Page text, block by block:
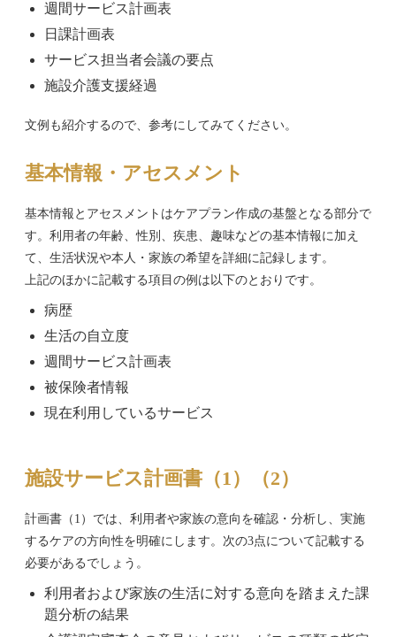
週間サービス計画表
日課計画表
サービス担当者会議の要点
施設介護支援経過
文例も紹介するので、参考にしてみてください。
基本情報・アセスメント
基本情報とアセスメントはケアプラン作成の基盤となる部分で
す。利用者の年齢、性別、疾患、趣味などの基本情報に加え
て、生活状況や本人・家族の希望を詳細に記録します。
上記のほかに記載する項目の例は以下のとおりです。
病歴
生活の自立度
週間サービス計画表
被保険者情報
現在利用しているサービス
施設サービス計画書（1）（2）
計画書（1）では、利用者や家族の意向を確認・分析し、実施
するケアの方向性を明確にします。次の3点について記載する
必要があるでしょう。
利用者および家族の生活に対する意向を踏まえた課
題分析の結果